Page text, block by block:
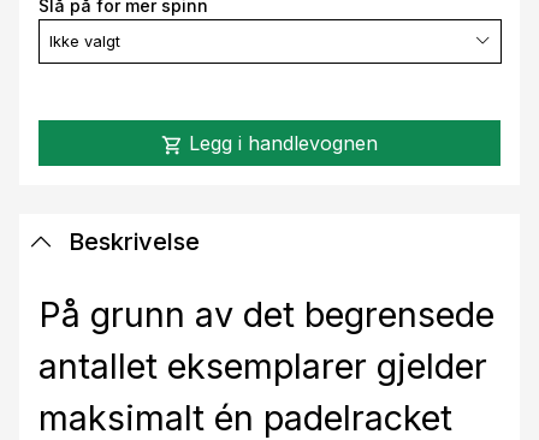
Slå på for mer spinn
Ikke valgt
shopping_cart Legg i handlevognen
Beskrivelse
På grunn av det begrensede
antallet eksemplarer gjelder
maksimalt én padelracket